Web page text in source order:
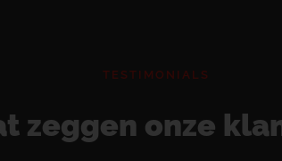
TESTIMONIALS
zeggen onze